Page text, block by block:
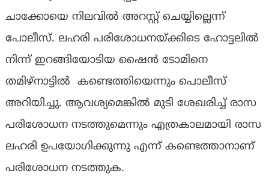
ചാക്കോയെ നിലവിൽ അറസ്റ്റ് ചെയ്യില്ലെന്ന്
പോലീസ്. ലഹരി പരിശോധനയ്ക്കിടെ ഹോട്ടലിൽ
നിന്ന് ഇറങ്ങിയോടിയ ഷൈൻ ടോമിനെ
തമിഴ്നാട്ടിൽ കണ്ടെത്തിയെന്നും പൊലീസ്
അറിയിച്ചു. ആവശ്യമെങ്കിൽ മുടി ശേഖരിച്ച് രാസ
പരിശോധന നടത്തുമെന്നും എത്രകാലമായി രാസ
ലഹരി ഉപയോഗിക്കുന്നു എന്ന് കണ്ടെത്താനാണ്
പരിശോധന നടത്തുക.